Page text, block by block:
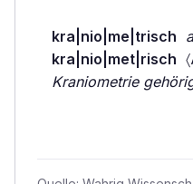
kra|nio|me|trisch
kra|nio|met|risch
Kraniometrie